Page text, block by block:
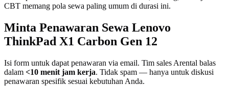
CBT memang pola sewa paling umum di durasi ini.
Minta Penawaran Sewa Lenovo
ThinkPad X1 Carbon Gen 12
Isi form untuk dapat penawaran via email. Tim sales Arental balas
dalam <10 menit jam kerja. Tidak spam — hanya untuk diskusi
penawaran spesifik sesuai kebutuhan Anda.